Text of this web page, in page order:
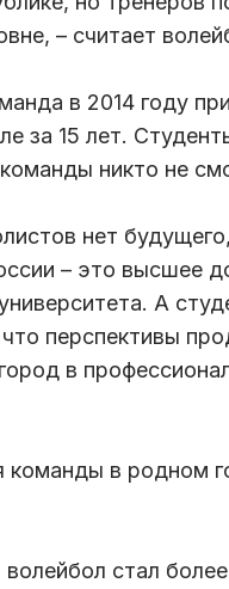
– считает
в 2014 году
за 15 лет.
никто не
нет
– это высшее
А
перспективы
в
команды в родном
стал